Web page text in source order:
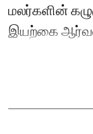
மலர்களின்
இயற்கை